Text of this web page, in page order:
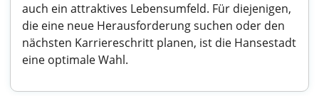
auch ein attraktives Lebensumfeld. Für diejenigen,
die eine neue Herausforderung suchen oder den
nächsten Karriereschritt planen, ist die Hansestadt
eine optimale Wahl.